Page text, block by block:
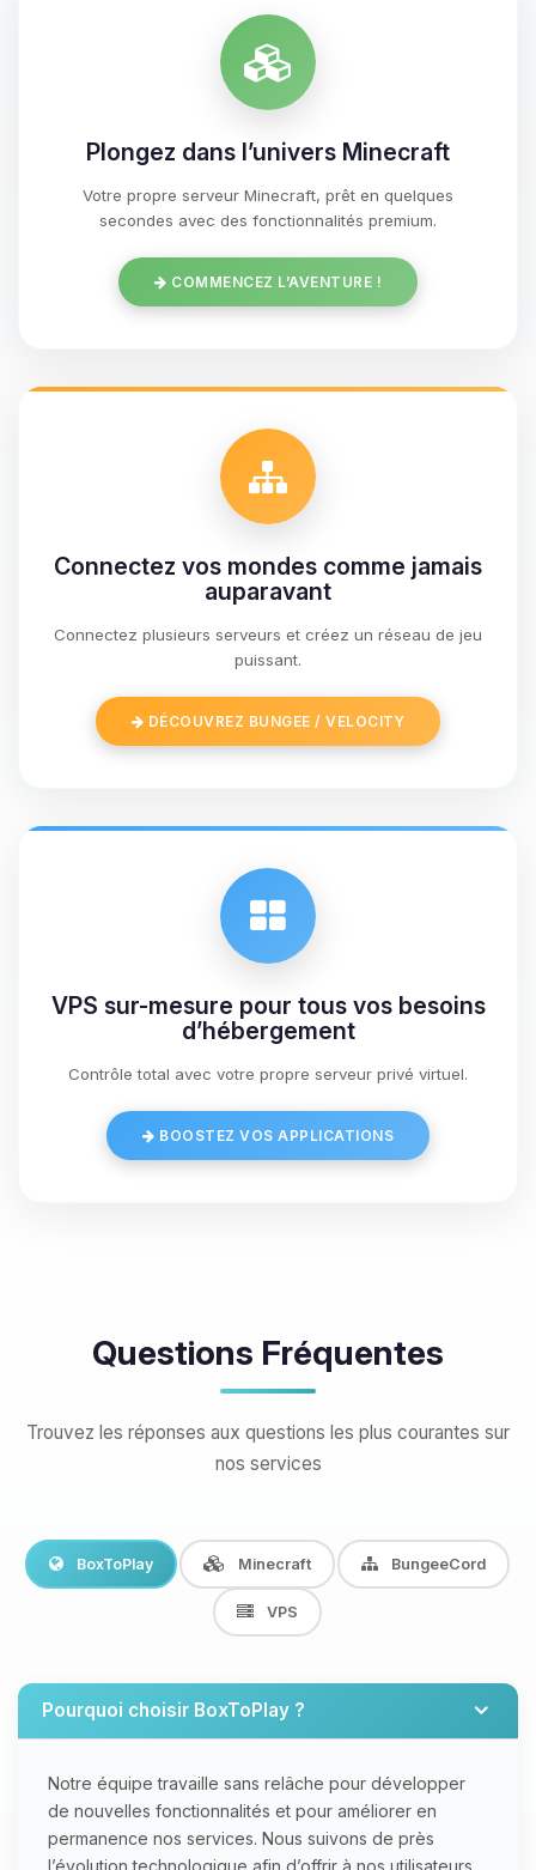
Plongez dans l’univers Minecraft
Votre propre serveur Minecraft, prêt en quelques
secondes avec des fonctionnalités premium.
COMMENCEZ L’AVENTURE !
Connectez vos mondes comme jamais
auparavant
Connectez plusieurs serveurs et créez un réseau de jeu
puissant.
DÉCOUVREZ BUNGEE / VELOCITY
VPS sur-mesure pour tous vos besoins
d’hébergement
Contrôle total avec votre propre serveur privé virtuel.
BOOSTEZ VOS APPLICATIONS
Questions Fréquentes
Trouvez les réponses aux questions les plus courantes sur
nos services
BoxToPlay Minecraft BungeeCord
VPS
Pourquoi choisir BoxToPlay ?
Notre équipe travaille sans relâche pour développer
de nouvelles fonctionnalités et pour améliorer en
permanence nos services. Nous suivons de près
l’évolution technologique afin d’offrir à nos utilisateurs
Youpi, enfin quelqu’un pour me
assistant BoxToPlay. Dis-moi ce dont